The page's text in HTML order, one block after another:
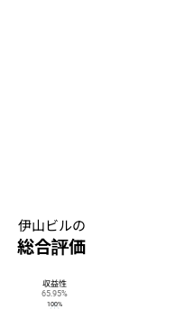
伊山ビルの
総合評価
伊山ビルの総合評価
100%
収益性
65.95%